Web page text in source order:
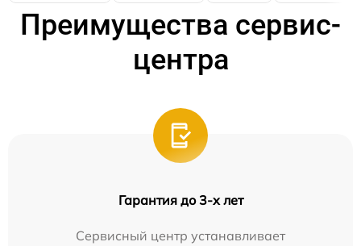
Преимущества сервис-
центра
Гарантия до 3-х лет
Сервисный центр устанавливает